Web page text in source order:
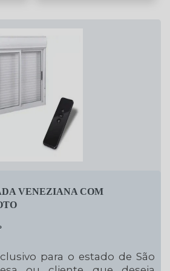
VENEZIANA COM
para o estado de São